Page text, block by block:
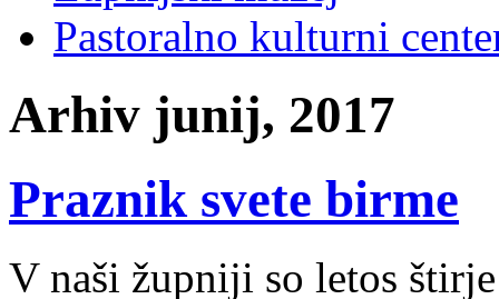
Pastoralno kulturni
Arhiv junij, 2017
Praznik svete birme
V naši župniji so letos